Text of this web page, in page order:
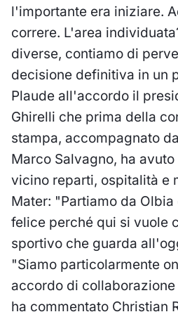
l'importante era iniziare.
correre. L'area
diverse, contiamo di
decisione definitiva in un
Plaude all'accordo il
Ghirelli che prima della
stampa, accompagnato
Marco Salvagno, ha
vicino reparti, ospitalità e
Mater: "Partiamo da Olbia
felice perché qui si vuole
sportivo che guarda
"Siamo particolarmente
accordo di
ha commentato Christian